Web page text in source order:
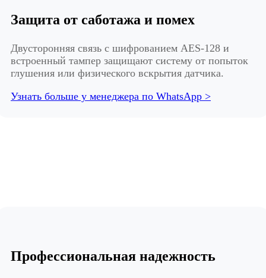
Защита от саботажа и помех
Двусторонняя связь с шифрованием AES-128 и
встроенный тампер защищают систему от попыток
глушения или физического вскрытия датчика.
Узнать больше у менеджера по WhatsApp >
Профессиональная надежность